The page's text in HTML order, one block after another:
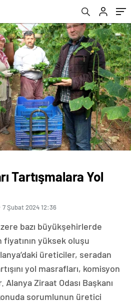
Tartışmalara Yol
7 Şubat 2024 12:36
bazı büyükşehirlerde
fiyatının yüksek oluşu
üreticiler, seradan
yol masrafları, komisyon
Ziraat Odası Başkanı
sorumlunun üretici